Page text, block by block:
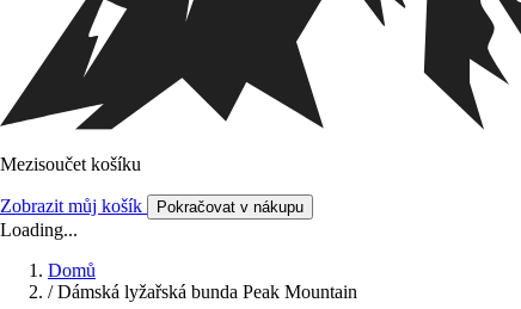
Mezisoučet košíku
Zobrazit můj košík Pokračovat v nákupu
Loading...
Domů
/ Dámská lyžařská bunda Peak Mountain